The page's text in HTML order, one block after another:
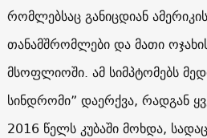
რომლებსაც განიცდიან
თანამშრომლები და მათი
მსოფლიოში. ამ სიმპტომებს
სინდრომი” დაერქვა, რადგან
2016 წელს კუბაში მოხდა,